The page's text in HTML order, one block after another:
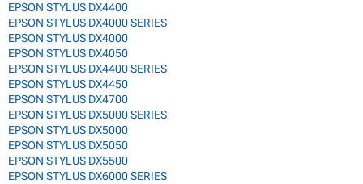
EPSON STYLUS DX4400
EPSON STYLUS DX4000 SERIES
EPSON STYLUS DX4000
EPSON STYLUS DX4050
EPSON STYLUS DX4400 SERIES
EPSON STYLUS DX4450
EPSON STYLUS DX4700
EPSON STYLUS DX5000 SERIES
EPSON STYLUS DX5000
EPSON STYLUS DX5050
EPSON STYLUS DX5500
EPSON STYLUS DX6000 SERIES